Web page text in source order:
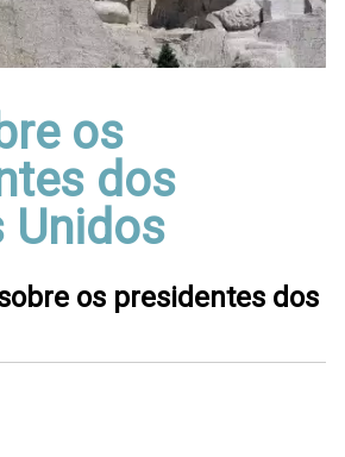
os
dos
Unidos
os presidentes dos